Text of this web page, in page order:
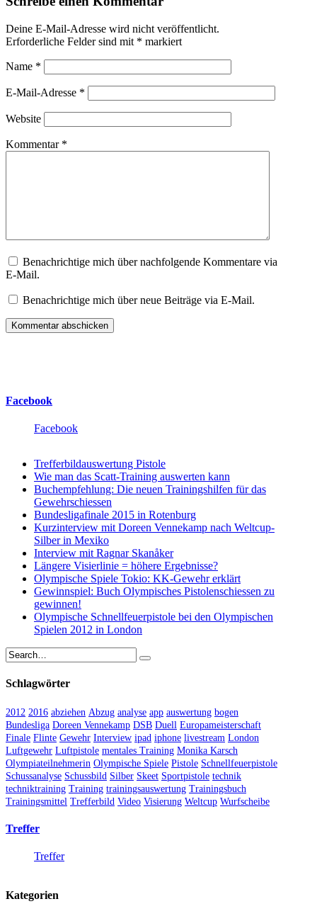
Deine E-Mail-Adresse wird nicht veröffentlicht.
Erforderliche Felder sind mit * markiert
Name *
E-Mail-Adresse *
Website
Kommentar *
Benachrichtige mich über nachfolgende Kommentare via
E-Mail.
Benachrichtige mich über neue Beiträge via E-Mail.
Facebook
Facebook
Trefferbildauswertung Pistole
Wie man das Scatt-Training auswerten kann
Buchempfehlung: Die neuen Trainingshilfen für das
Gewehrschiessen
Bundesligafinale 2015 in Rotenburg
Kurzinterview mit Doreen Vennekamp nach Weltcup-
Silber in Mexiko
Interview mit Ragnar Skanåker
Längere Visierlinie = höhere Ergebnisse?
Olympische Spiele Tokio: KK-Gewehr erklärt
Gewinnspiel: Buch Olympisches Pistolenschiessen zu
gewinnen!
Olympische Schnellfeuerpistole bei den Olympischen
Spielen 2012 in London
Schlagwörter
2012 2016 abziehen Abzug analyse app auswertung bogen
Bundesliga Doreen Vennekamp DSB Duell Europameisterschaft
Finale Flinte Gewehr Interview ipad iphone livestream London
Luftgewehr Luftpistole mentales Training Monika Karsch
Olympiateilnehmerin Olympische Spiele Pistole Schnellfeuerpistole
Schussanalyse Schussbild Silber Skeet Sportpistole technik
techniktraining Training trainingsauswertung Trainingsbuch
Trainingsmittel Trefferbild Video Visierung Weltcup Wurfscheibe
Treffer
Treffer
Kategorien